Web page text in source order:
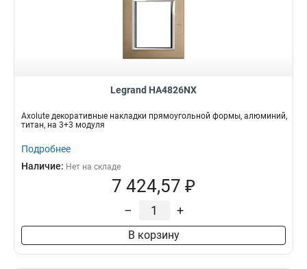
Legrand HA4826NX
Axolute декоративные накладки прямоугольной формы, алюминий,
титан, на 3+3 модуля
Подробнее
Наличие: Нет на складе
7 424,57 ₽
– +
В корзину